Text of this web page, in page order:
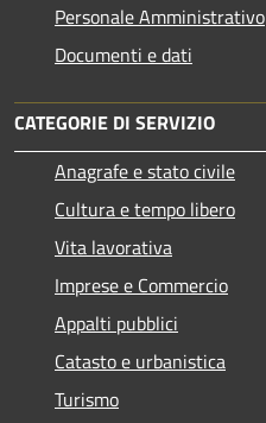
Personale Amministrativo
Documenti e dati
CATEGORIE DI SERVIZIO
Anagrafe e stato civile
Cultura e tempo libero
Vita lavorativa
Imprese e Commercio
Appalti pubblici
Catasto e urbanistica
Turismo